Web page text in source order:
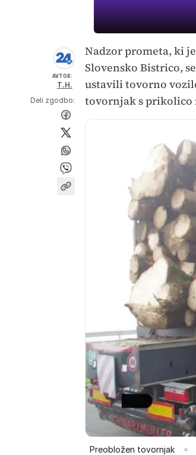
AVTOR:
T.H.
Deli zgodbo:
Nadzor prometa, ki
Slovensko Bistrico,
ustavili tovorno
tovornjak s prikolico
Preobložen tovornjak